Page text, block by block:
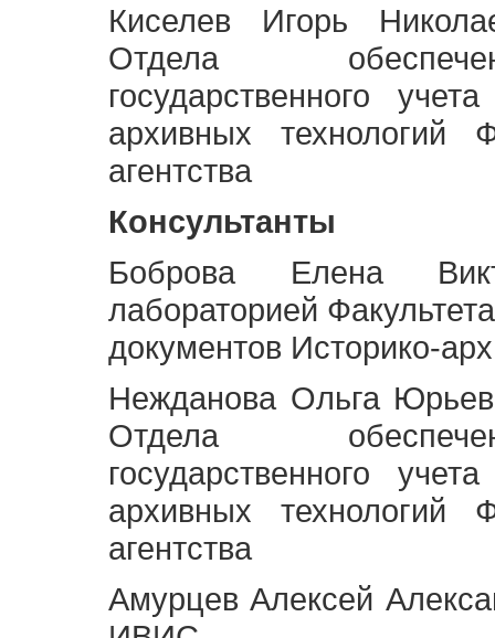
Киселев Игорь
Отдела
государственного
архивных технологий
агентства
Консультанты
Боброва Елена
лабораторией
документов Историко-
Нежданова Ольга
Отдела
государственного
архивных технологий
агентства
Амурцев Алексей